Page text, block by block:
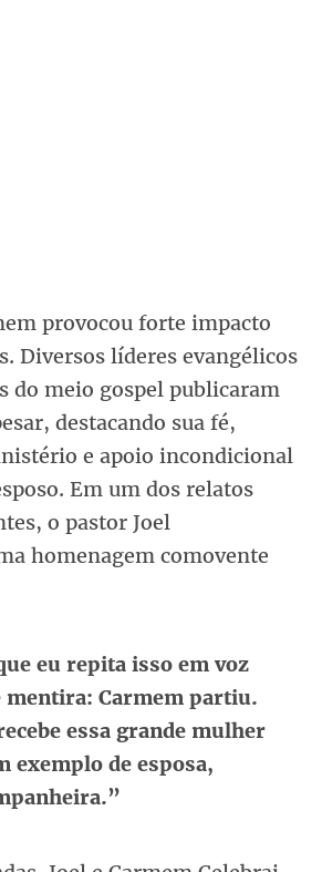
provocou forte impacto
Diversos líderes evangélicos
do meio gospel publicaram
destacando sua fé,
e apoio incondicional
Em um dos relatos
o pastor Joel
homenagem comovente
eu repita isso em voz
mentira: Carmem partiu.
essa grande mulher
exemplo de esposa,